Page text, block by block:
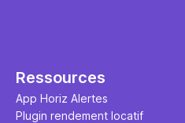
Ressources
App Horiz Alertes
Plugin rendement locatif